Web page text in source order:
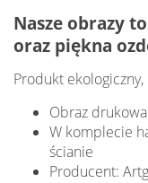
Nasze obrazy
oraz piękna
Produkt
Obraz
W komplecie
ścianie
Producent: